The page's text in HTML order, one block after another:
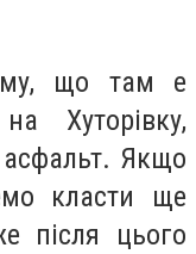
що там е
Хуторівку,
асфальт. Якщо
класти ще
після цього